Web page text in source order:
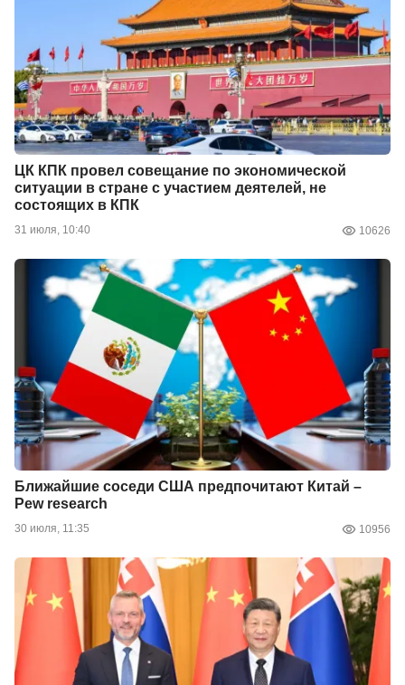
ЦК КПК провел совещание по экономической
ситуации в стране с участием деятелей, не
состоящих в КПК
31 июля, 10:40 10626
Ближайшие соседи США предпочитают Китай –
Pew research
30 июля, 11:35 10956